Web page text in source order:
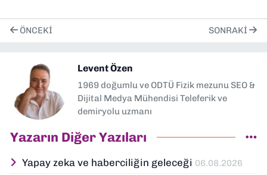
ÖNCEKI SONRAKI
Levent Özen
1969 doğumlu ve ODTÜ Fizik mezunu SEO &
Dijital Medya Mühendisi Teleferik ve
demiryolu uzmanı
Yazarın Diğer Yazıları
Yapay zeka ve haberciliğin geleceği 06.08.2026